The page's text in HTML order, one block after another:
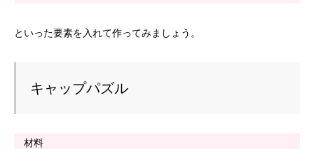
といった要素を入れて作ってみましょう。
キャップパズル
材料